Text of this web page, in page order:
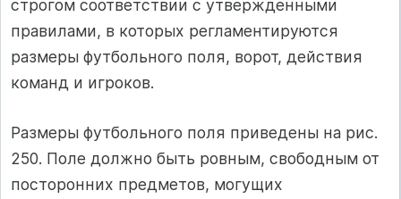
строгом соответствии с утвержденными
правилами, в которых регламентируются
размеры футбольного поля, ворот, действия
команд и игроков.
Размеры футбольного поля приведены на рис.
250. Поле должно быть ровным, свободным от
посторонних предметов, могущих